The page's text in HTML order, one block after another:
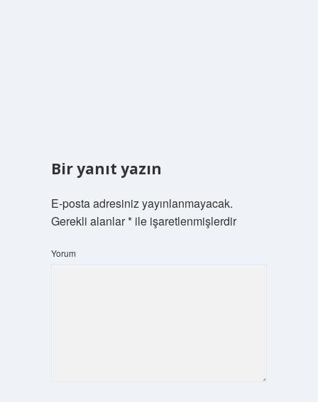
Bir yanıt yazın
E-posta adresiniz yayınlanmayacak.
Gerekli alanlar*ile işaretlenmişlerdir
Yorum